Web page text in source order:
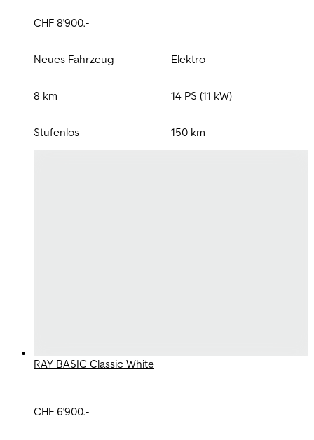
CHF 8'900.-
Neues Fahrzeug Elektro
8 km 14 PS (11 kW)
Stufenlos 150 km
RAY BASIC Classic White
CHF 6'900.-